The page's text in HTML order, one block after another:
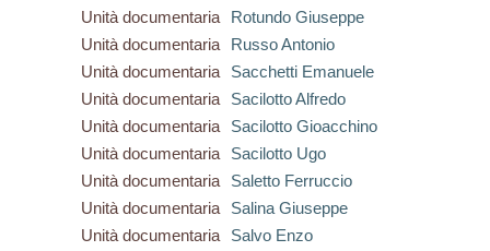
Unità documentaria
Rotundo Giuseppe
Unità documentaria
Russo Antonio
Unità documentaria
Sacchetti Emanuele
Unità documentaria
Sacilotto Alfredo
Unità documentaria
Sacilotto Gioacchino
Unità documentaria
Sacilotto Ugo
Unità documentaria
Saletto Ferruccio
Unità documentaria
Salina Giuseppe
Unità documentaria
Salvo Enzo